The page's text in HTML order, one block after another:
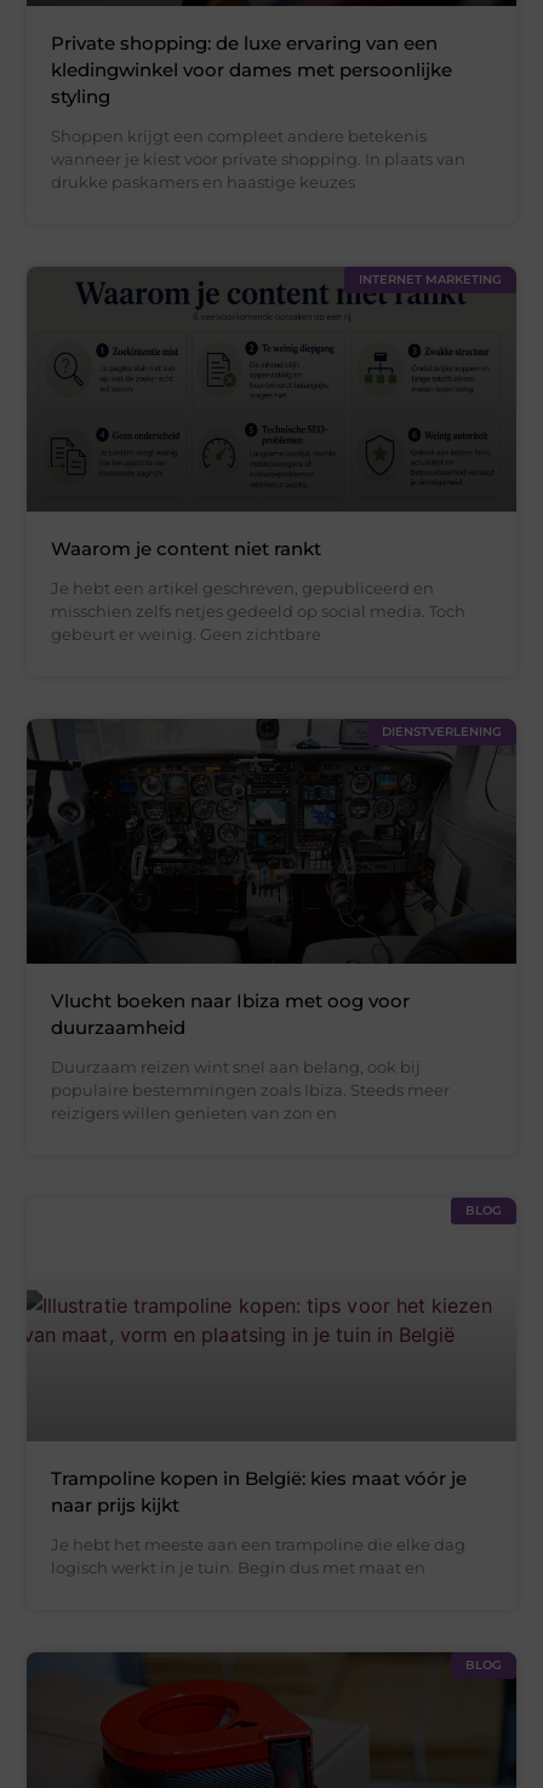
Private shopping: de luxe ervaring van een
kledingwinkel voor dames met persoonlijke
styling
Shoppen krijgt een compleet andere betekenis
wanneer je kiest voor private shopping. In plaats van
drukke paskamers en haastige keuzes
INTERNET MARKETING
Waarom je content niet rankt
Je hebt een artikel geschreven, gepubliceerd en
misschien zelfs netjes gedeeld op social media. Toch
gebeurt er weinig. Geen zichtbare
DIENSTVERLENING
Vlucht boeken naar Ibiza met oog voor
duurzaamheid
Duurzaam reizen wint snel aan belang, ook bij
populaire bestemmingen zoals Ibiza. Steeds meer
reizigers willen genieten van zon en
BLOG
Trampoline kopen in België: kies maat vóór je
naar prijs kijkt
Je hebt het meeste aan een trampoline die elke dag
logisch werkt in je tuin. Begin dus met maat en
BLOG